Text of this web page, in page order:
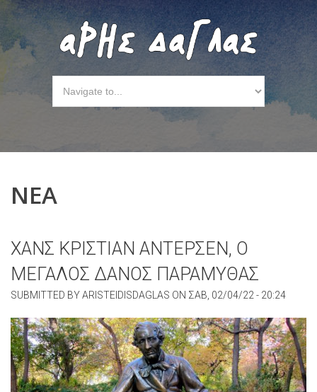
ΝΕΑ
ΧΑΝΣ ΚΡΙΣΤΙΑΝ ΑΝΤΕΡΣΕΝ, Ο
ΜΕΓΑΛΟΣ ΔΑΝΟΣ ΠΑΡΑΜΥΘΑΣ
SUBMITTED BYARISTEIDISDAGLAS ON ΣΑΒ, 02/04/22 - 20:24